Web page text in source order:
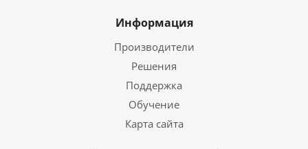
Информация
Производители
Решения
Поддержка
Обучение
Карта сайта